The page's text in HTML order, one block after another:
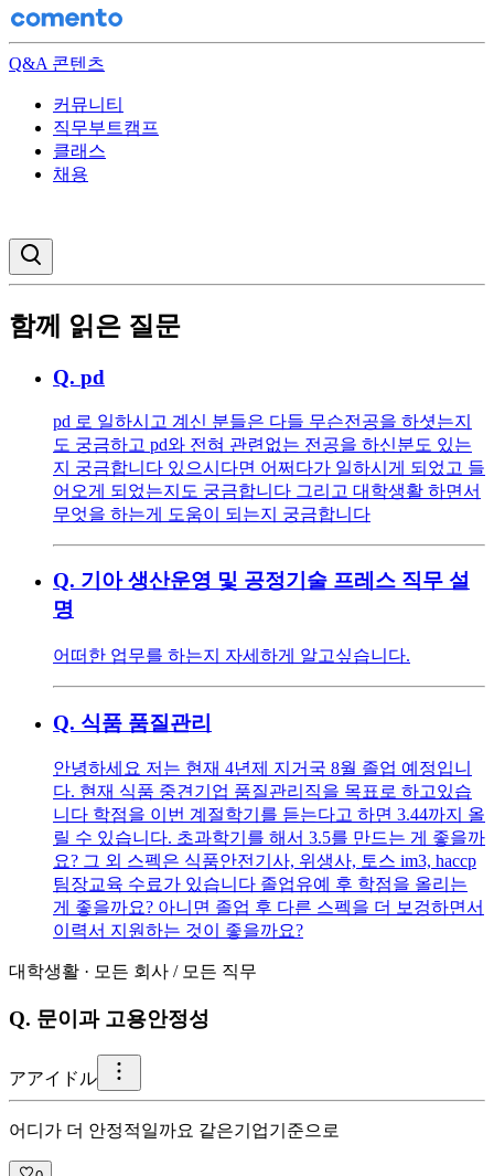
Q&A 콘텐츠
커뮤니티
직무부트캠프
클래스
채용
함께 읽은 질문
Q. pd
pd 로 일하시고 계신 분들은 다들 무슨전공을 하셧는지
도 궁금하고 pd와 전혀 관련없는 전공을 하신분도 있는
지 궁금합니다 있으시다면 어쩌다가 일하시게 되었고 들
어오게 되었는지도 궁금합니다 그리고 대학생활 하면서
무엇을 하는게 도움이 되는지 궁금합니다
Q. 기아 생산운영 및 공정기술 프레스 직무 설
명
어떠한 업무를 하는지 자세하게 알고싶습니다.
Q. 식품 품질관리
안녕하세요 저는 현재 4년제 지거국 8월 졸업 예정입니
다. 현재 식품 중견기업 품질관리직을 목표로 하고있습
니다 학점을 이번 계절학기를 듣는다고 하면 3.44까지 올
릴 수 있습니다. 초과학기를 해서 3.5를 만드는 게 좋을까
요? 그 외 스펙은 식품안전기사, 위생사, 토스 im3, haccp
팀장교육 수료가 있습니다 졸업유예 후 학점을 올리는
게 좋을까요? 아니면 졸업 후 다른 스펙을 더 보겅하면서
이력서 지원하는 것이 좋을까요?
대학생활 · 모든 회사 / 모든 직무
Q. 문이과 고용안정성
アアイドル
어디가 더 안정적일까요 같은기업기준으로